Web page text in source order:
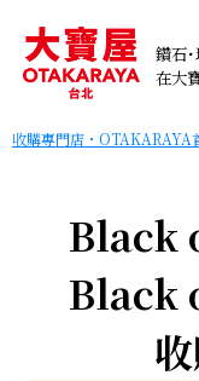
鑽石
在大
收購專門店・OTAKARAYA
Black
Black